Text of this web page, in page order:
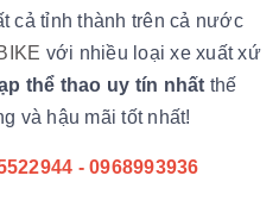
cả tỉnh thành trên cả nước
với nhiều loại xe xuất xứ
thể thao uy tín nhất thế
và hậu mãi tốt nhất!
- 0968993936